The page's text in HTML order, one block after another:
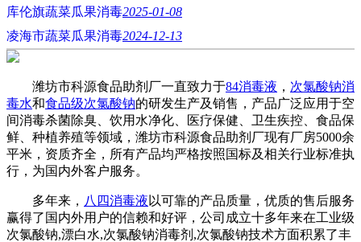
库伦旗蔬菜瓜果消毒2025-01-08
凌海市蔬菜瓜果消毒2024-12-13
潍坊市科源食品助剂厂一直致力于84消毒液 ， 次氯酸钠消
毒水和食品级次氯酸钠的研发生产及销售，产品广泛应用于空
间消毒杀菌除臭、饮用水净化、医疗保健、卫生疾控、食品保
鲜、种植养殖等领域，潍坊市科源食品助剂厂现有厂房5000余
平米，资质齐全，所有产品均严格按照国标及相关行业标准执
行，为国内外客户服务。
多年来， 八四消毒液 以可靠的产品质量，优质的售后服务
赢得了国内外用户的信赖和好评，公司成立十多年来在工业级
次氯酸钠,漂白水,次氯酸钠消毒剂,次氯酸钠技术方面积累了丰